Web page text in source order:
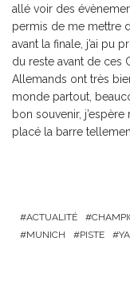
allé voir des
permis de me mettre
avant la finale, j’ai pu
du reste avant de ces
Allemands ont très
monde partout,
bon souvenir,
placé la barre
ACTUALITÉ
MUNICH
PISTE